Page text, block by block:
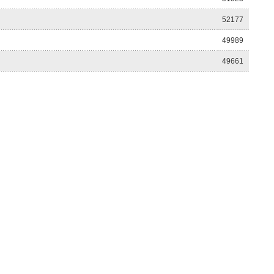
52177
49989
49661